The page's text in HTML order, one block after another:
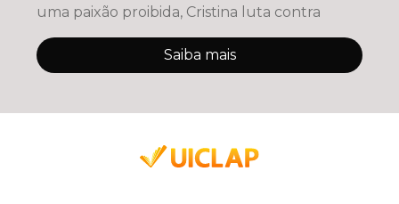
uma paixão proibida, Cristina luta contra
Saiba mais